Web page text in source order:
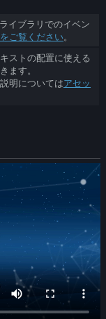
イブラリでのイベン
ご覧ください。
ストの配置に使える
ます。
明についてはアセッ